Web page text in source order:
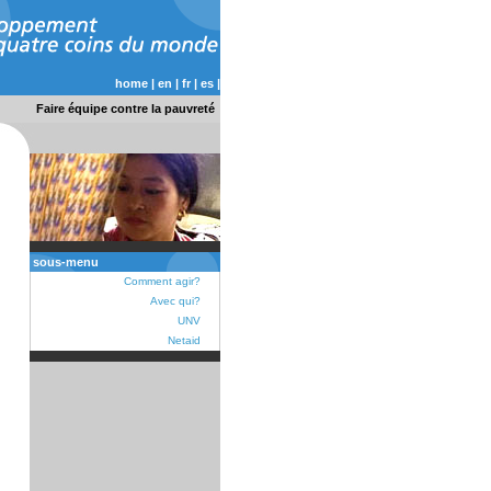
home | en | fr | es |
Faire équipe contre la pauvreté
sous-menu
Comment agir?
Avec qui?
UNV
Netaid